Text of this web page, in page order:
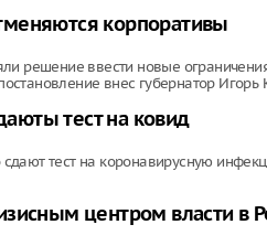
корпоративы
решение ввести новые
внес губернатор Игорь
тест на ковид
тест на коронавирусную
центром власти в